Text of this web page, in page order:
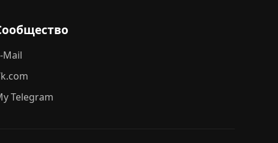
Mail
Telegram